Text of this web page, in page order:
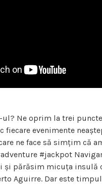
ul? Ne oprim la trei
fiecare evenimente
ne face să simțim că
#jackpot
și părăsim micuța insulă
Aguirre. Dar este